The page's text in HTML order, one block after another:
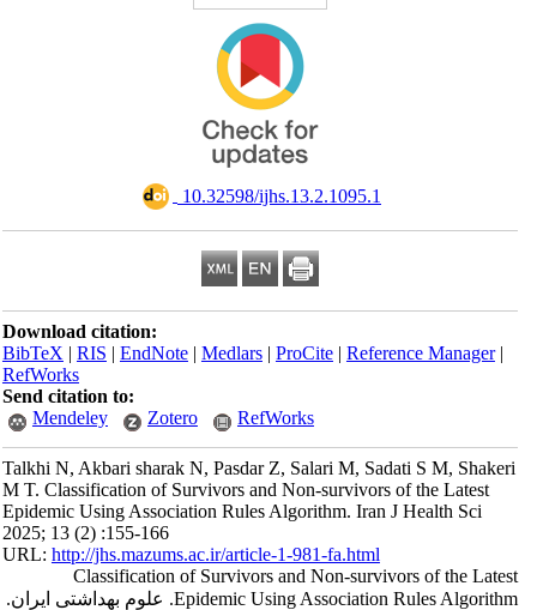
‎ 10.32598/ijhs.13.2.1095.1
Download citation:
BibTeX|RIS|EndNote|Medlars|ProCite|Reference Manager
RefWorks
Send citation to:
Mendeley
Zotero RefWorks
Talkhi N, Akbari sharak N, Pasdar Z, Salari M, Sadati S M, Shakeri
M T. Classification of Survivors and Non-survivors of the Latest
Epidemic Using Association Rules Algorithm. Iran J Health Sci
2025; 13 (2) :155-166
URL:http://jhs.mazums.ac.ir/article-1-981-fa.html
Classification of Survivors and Non-survivors of the Latest
Epidemic Using Association Rules Algorithm. علوم بهداشتی ایران.